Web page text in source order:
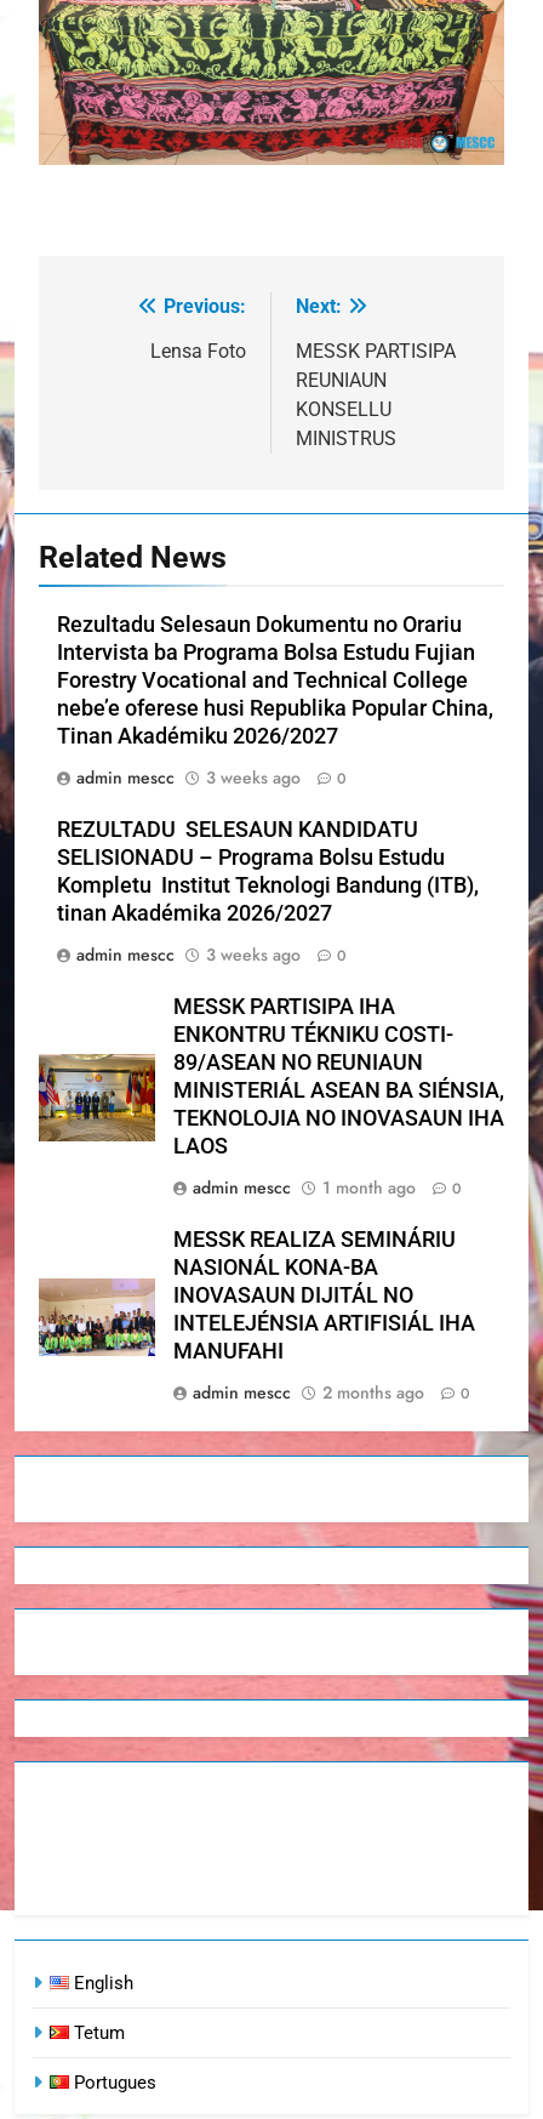
navigation
Previous:
Lensa Foto
Next:
MESSK PARTISIPA
REUNIAUN
KONSELLU
MINISTRUS
Related News
Rezultadu Selesaun Dokumentu no Orariu
Intervista ba Programa Bolsa Estudu Fujian
Forestry Vocational and Technical College
nebe’e oferese husi Republika Popular China,
Tinan Akadémiku 2026/2027
admin mescc
3 weeks ago 0
REZULTADU SELESAUN KANDIDATU
SELISIONADU – Programa Bolsu Estudu
Kompletu Institut Teknologi Bandung (ITB),
tinan Akadémika 2026/2027
admin mescc
3 weeks ago 0
MESSK PARTISIPA IHA
ENKONTRU TÉKNIKU COSTI-
89/ASEAN NO REUNIAUN
MINISTERIÁL ASEAN BA SIÉNSIA,
TEKNOLOJIA NO INOVASAUN IHA
LAOS
admin mescc
1 month ago 0
MESSK REALIZA SEMINÁRIU
NASIONÁL KONA-BA
INOVASAUN DIJITÁL NO
INTELEJÉNSIA ARTIFISIÁL IHA
MANUFAHI
admin mescc
2 months ago 0
English
Tetum
Portugues